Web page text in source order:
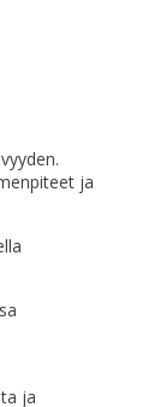
ja
ja